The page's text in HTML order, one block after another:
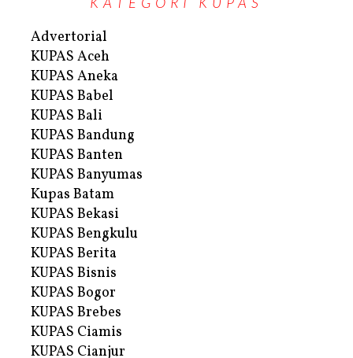
Advertorial
KUPAS Aceh
KUPAS Aneka
KUPAS Babel
KUPAS Bali
KUPAS Bandung
KUPAS Banten
KUPAS Banyumas
Kupas Batam
KUPAS Bekasi
KUPAS Bengkulu
KUPAS Berita
KUPAS Bisnis
KUPAS Bogor
KUPAS Brebes
KUPAS Ciamis
KUPAS Cianjur